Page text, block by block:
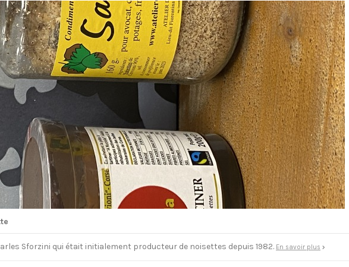
Sforzini qui était initialement producteur de noisettes depuis 1982. En savoir plus